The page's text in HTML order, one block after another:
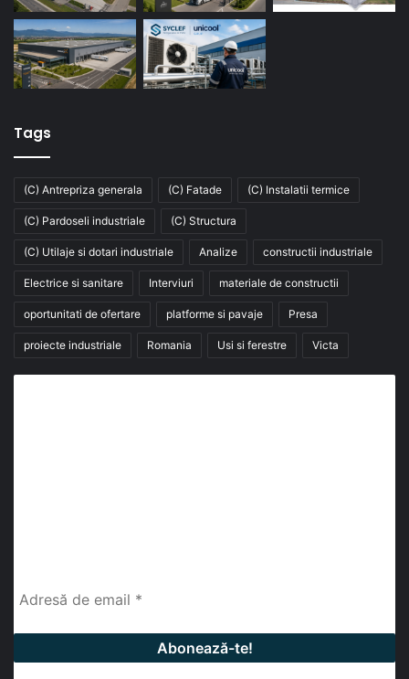
Tags
(C) Antrepriza generala (C) Fatade (C) Instalatii termice
(C) Pardoseli industriale (C) Structura
(C) Utilaje si dotari industriale Analize constructii industriale
Electrice si sanitare Interviuri materiale de constructii
oportunitati de ofertare platforme si pavaje Presa
proiecte industriale Romania Usi si ferestre Victa